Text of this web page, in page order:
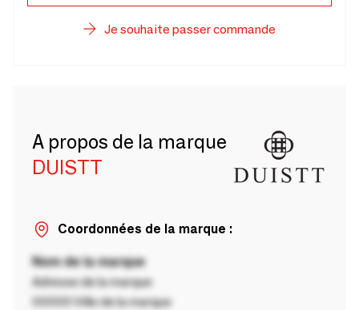
Je souhaite passer commande
A propos de la marque
DUISTT
Coordonnées de la marque :
Nom de la marque
Adresse de la marque
00000 Ville de la marque